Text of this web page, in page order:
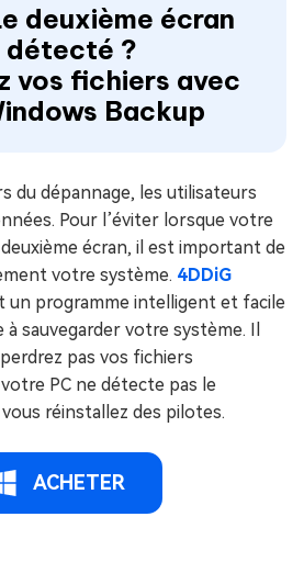
deuxième écran
détecté ?
vos fichiers avec
Backup
du dépannage, les utilisateurs
Pour l’éviter lorsque votre
écran, il est important de
votre système. 4DDiG
un programme intelligent et facile
à sauvegarder votre système. Il
pas vos fichiers
PC ne détecte pas le
réinstallez des pilotes.
ACHETER